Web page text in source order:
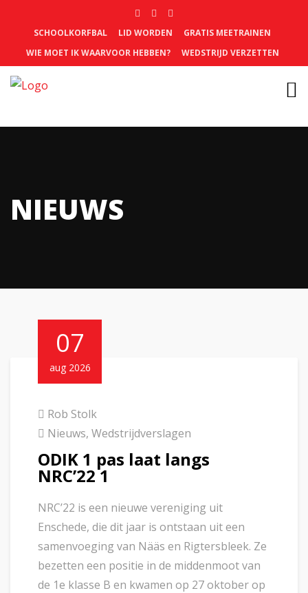
SCHOOLKORFBAL LID WORDEN
GRATIS MEETRAINEN
WIE MOET IK WAARVOOR HEBBEN?
WEDSTRIJD VERZETTEN
NIEUWS
07
aug 2026
Rob Stolk
Nieuws, Wedstrijdverslagen
ODIK 1 pas laat langs
NRC’22 1
NRC’22 is een nieuwe vereniging uit
Enschede, die dit jaar is ontstaan uit een
samenvoeging van Nääs en Rigtersbleek. Ze
bezetten een positie in de middenmoot van
de 1e klasse B en kwamen op 27 oktober op